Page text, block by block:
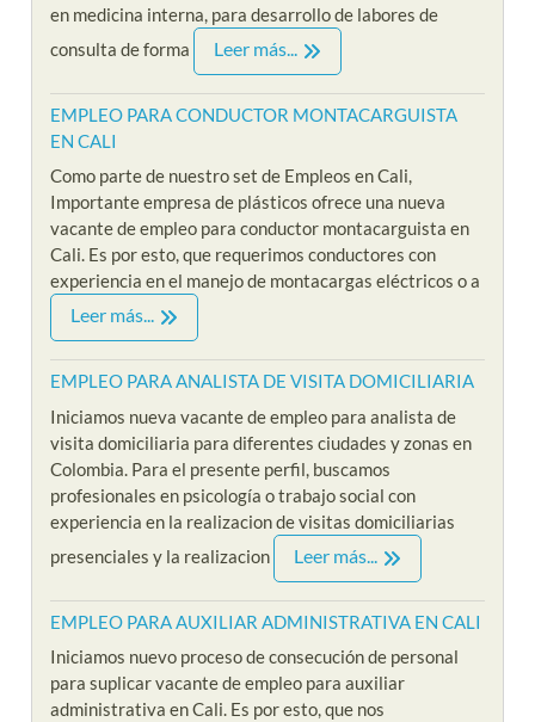
en medicina interna, para desarrollo de labores de
consulta de forma
Leer más...
EMPLEO PARA CONDUCTOR MONTACARGUISTA
EN CALI
Como parte de nuestro set de Empleos en Cali,
Importante empresa de plásticos ofrece una nueva
vacante de empleo para conductor montacarguista en
Cali. Es por esto, que requerimos conductores con
experiencia en el manejo de montacargas eléctricos o a
Leer más...
EMPLEO PARA ANALISTA DE VISITA DOMICILIARIA
Iniciamos nueva vacante de empleo para analista de
visita domiciliaria para diferentes ciudades y zonas en
Colombia. Para el presente perfil, buscamos
profesionales en psicología o trabajo social con
experiencia en la realizacion de visitas domiciliarias
presenciales y la realizacion
Leer más...
EMPLEO PARA AUXILIAR ADMINISTRATIVA EN CALI
Iniciamos nuevo proceso de consecución de personal
para suplicar vacante de empleo para auxiliar
administrativa en Cali. Es por esto, que nos